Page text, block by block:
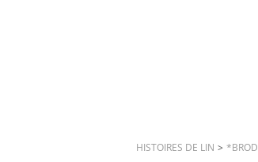
HISTOIRES DE LIN >